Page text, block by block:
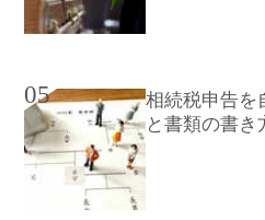
05
相続税申告を
と書類の書き